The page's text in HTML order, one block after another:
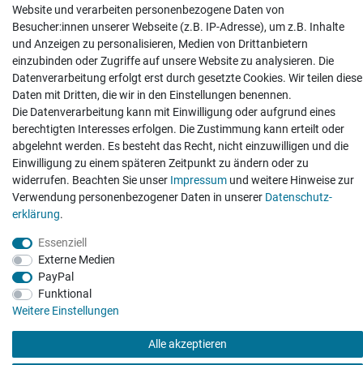
Vertrag widerrufen
Hatte etwas bestellt was fehlerhaft versendet
wurde. Mein Anliegen habe ich mitgeteilt und sofort
Er...
Datum der Veröffentlichung: 17.07.2026
Datum der Kauferfahrung: 10.07.2026
495 Bewertungen
Website und verarbeiten personenbezogene Daten von
Besucher:innen unserer Webseite (z.B. IP-Adresse), um z.B. Inhalte
und Anzeigen zu personalisieren, Medien von Drittanbietern
einzubinden oder Zugriffe auf unsere Website zu analysieren. Die
Datenverarbeitung erfolgt erst durch gesetzte Cookies. Wir teilen diese
Daten mit Dritten, die wir in den Einstellungen benennen.
Die Datenverarbeitung kann mit Einwilligung oder aufgrund eines
berechtigten Interesses erfolgen. Die Zustimmung kann erteilt oder
abgelehnt werden. Es besteht das Recht, nicht einzuwilligen und die
Einwilligung zu einem späteren Zeitpunkt zu ändern oder zu
widerrufen. Beachten Sie unser Impressum und weitere Hinweise zur
Verwendung personenbezogener Daten in unserer Daten­schutz­
erklärung.
Essenziell
Externe Medien
PayPal
Funktional
Weitere Einstellungen
Alle akzeptieren